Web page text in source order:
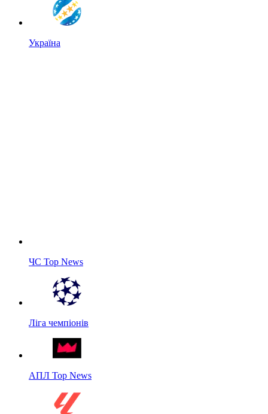
Україна
ЧС Top News
Ліга чемпіонів
АПЛ Top News